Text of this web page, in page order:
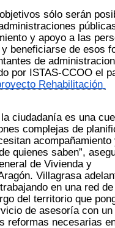
sólo serán
y apoyo a las
beneficiarse de esos
de
por ISTAS-CCOO el
Rehabilitación
ciudadanía es una
complejas de
acompañamiento
quienes saben”,
de Vivienda y
Villagrasa
en una red de
del territorio que
de asesoría con un
reformas necesarias